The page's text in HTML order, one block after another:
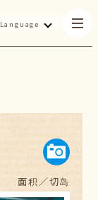
Language
面积／切岛